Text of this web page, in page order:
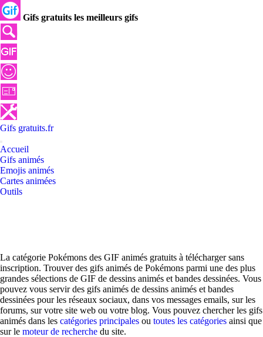
Gifs gratuits les meilleurs gifs
Gifs gratuits.fr
Accueil
Gifs animés
Emojis animés
Cartes animées
Outils
La catégorie Pokémons des GIF animés gratuits à télécharger sans
inscription. Trouver des gifs animés de Pokémons parmi une des plus
grandes sélections de GIF de dessins animés et bandes dessinées. Vous
pouvez vous servir des gifs animés de dessins animés et bandes
dessinées pour les réseaux sociaux, dans vos messages emails, sur les
forums, sur votre site web ou votre blog. Vous pouvez chercher les gifs
animés dans les catégories principales ou toutes les catégories ainsi que
sur le moteur de recherche du site.